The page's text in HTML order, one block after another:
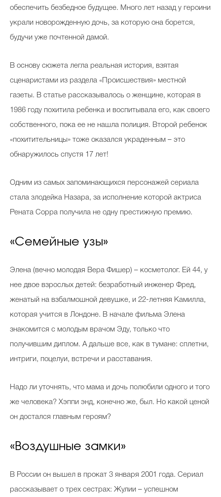
обеспечить безбедное будущее. Много лет назад у героини
украли новорожденную дочь, за которую она борется,
будучи уже почтенной дамой.
В основу сюжета легла реальная история, взятая
сценаристами из раздела «Происшествия» местной
газеты. В статье рассказывалось о женщине, которая в
1986 году похитила ребенка и воспитывала его, как своего
собственного, пока ее не нашла полиция. Второй ребенок
«похитительницы» тоже оказался украденным – это
обнаружилось спустя 17 лет!
Одним из самых запоминающихся персонажей сериала
стала злодейка Назара, за исполнение которой актриса
Рената Сорра получила не одну престижную премию.
«Семейные узы»
Элена (вечно молодая Вера Фишер) – косметолог. Ей 44, у
нее двое взрослых детей: безработный инженер Фред,
женатый на взбалмошной девушке, и 22-летняя Камилла,
которая учится в Лондоне. В начале фильма Элена
знакомится с молодым врачом Эду, только что
получившим диплом. А дальше все, как в тумане: сплетни,
интриги, поцелуи, встречи и расставания.
Надо ли уточнять, что мама и дочь полюбили одного и того
же человека? Хэппи энд, конечно же, был. Но какой ценой
он достался главным героям?
«Воздушные замки»
В России он вышел в прокат 3 января 2001 года. Сериал
рассказывает о трех сестрах: Жулии – успешном